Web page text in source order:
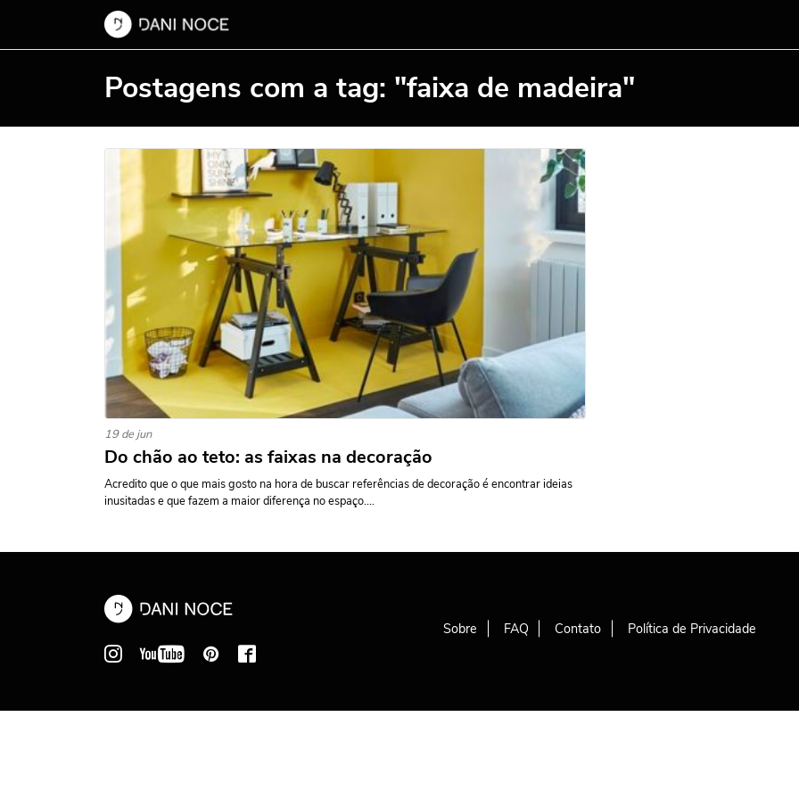
Postagens com a tag: "faixa de madeira"
19 de jun
Do chão ao teto: as faixas na decoração
Acredito que o que mais gosto na hora de buscar referências de decoração é encontrar ideias
inusitadas e que fazem a maior diferença no espaço....
Sobre FAQ Contato Política de Privacidade